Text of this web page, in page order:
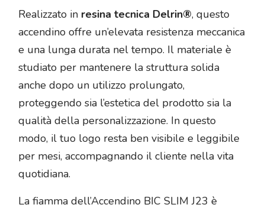
Realizzato in resina tecnica Delrin®, questo
accendino offre un’elevata resistenza meccanica
e una lunga durata nel tempo. Il materiale è
studiato per mantenere la struttura solida
anche dopo un utilizzo prolungato,
proteggendo sia l’estetica del prodotto sia la
qualità della personalizzazione. In questo
modo, il tuo logo resta ben visibile e leggibile
per mesi, accompagnando il cliente nella vita
quotidiana.
La fiamma dell’Accendino BIC SLIM J23 è